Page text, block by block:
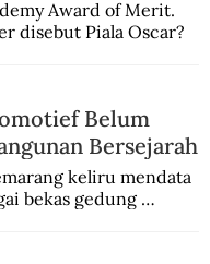
Award of Merit.
disebut Piala Oscar?
Belum
Bersejarah
keliru mendata
bekas gedung